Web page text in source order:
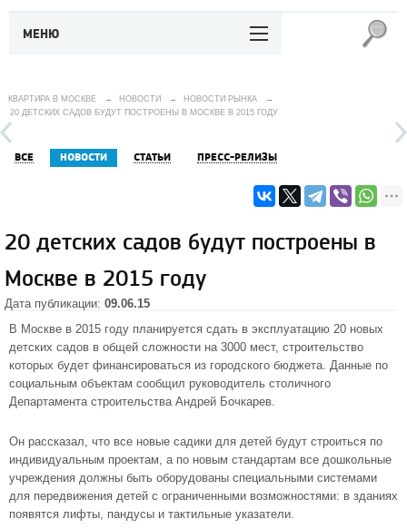
МЕНЮ
КВАРТИРА В МОСКВЕ → НОВОСТИ → НОВОСТИ РЫНКА
→
20 ДЕТСКИХ САДОВ БУДУТ ПОСТРОЕНЫ В МОСКВЕ В 2015 ГОДУ
ВСЕ НОВОСТИ СТАТЬИ ПРЕСС-РЕЛИЗЫ
20 детских садов будут построены в
Москве в 2015 году
Дата публикации: 09.06.15
В Москве в 2015 году планируется сдать в эксплуатацию 20 новых
детских садов в общей сложности на 3000 мест, строительство
которых будет финансироваться из городского бюджета. Данные по
социальным объектам сообщил руководитель столичного
Департамента строительства Андрей Бочкарев.
Он рассказал, что все новые садики для детей будут строиться по
индивидуальным проектам, а по новым стандартам все дошкольные
учреждения должны быть оборудованы специальными системами
для передвижения детей с ограниченными возможностями: в зданиях
появятся лифты, пандусы и тактильные указатели.